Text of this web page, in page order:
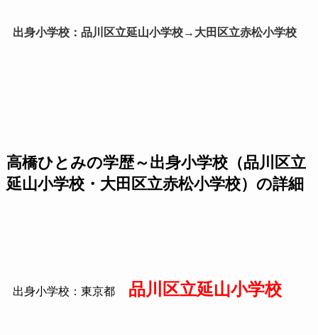
出身小学校：品川区立延山小学校→大田区立赤松小学校
高橋ひとみの学歴～出身小学校（品川区立
延山小学校・大田区立赤松小学校）の詳細
出身小学校：東京都 品川区立延山小学校